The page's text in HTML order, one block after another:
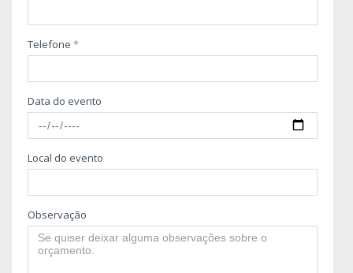
Telefone *
Data do evento
Local do evento
Observação